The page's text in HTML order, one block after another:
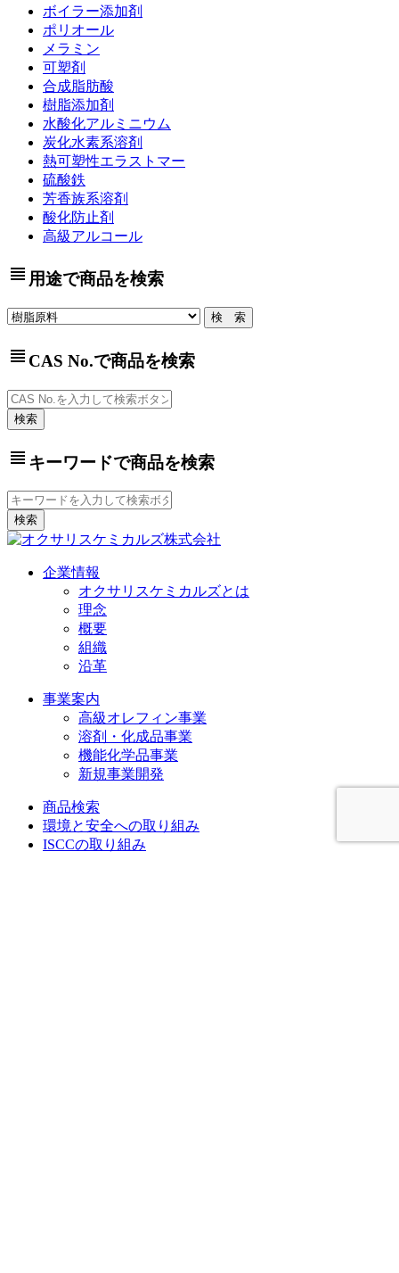
ボイラー添加剤
ポリオール
メラミン
可塑剤
合成脂肪酸
樹脂添加剤
水酸化アルミニウム
炭化水素系溶剤
熱可塑性エラストマー
硫酸鉄
芳香族系溶剤
酸化防止剤
高級アルコール
view_headline 用途で商品を検索
view_headline CAS No.で商品を検索
view_headline キーワードで商品を検索
企業情報
オクサリスケミカルズとは
理念
概要
組織
沿革
事業案内
高級オレフィン事業
溶剤・化成品事業
機能化学品事業
新規事業開発
商品検索
環境と安全への取り組み
ISCCの取り組み